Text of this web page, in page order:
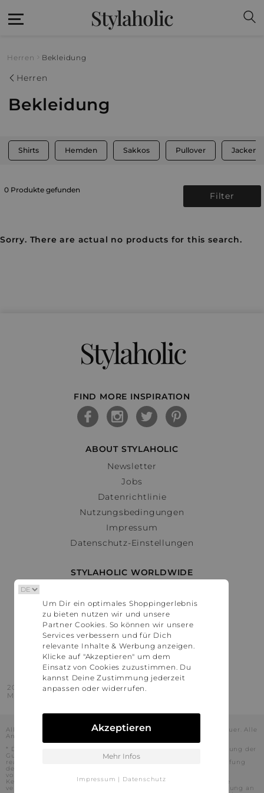
Stylaholic
Herren Bekleidung
Herren
Bekleidung
Shirts Hemden Sakkos Pullover Jacken
0 Produkte gefunden
Filter
Sorry. There are actual no products for this search.
Stylaholic
FIND MORE INSPIRATION
ABOUT STYLAHOLIC
Newsletter
Jobs
Datenrichtlinie
Nutzungsbedingungen
Impressum
Datenschutz-Einstellungen
STYLAHOLIC WORLDWIDE
Österreich
Schweiz
France
United States
2016 - 2026 © Stylaholic.
Made for you with love in munich.
Alle Preise inkl. der jeweils geltenden gesetzlichen Mehrwertsteuer. Alle
Angaben ohne Gewähr.
* Die angezeigten Preise beinhalten Rabatte, die durch die Nutzung der
Gutschein-Codes auf den Seiten unserer Partner voraussichtlich
realisiert werden können. Stylaholic führt keine vollständige Prüfung
der Gutschein-Codes durch und es kann daher in Einzelfällen
vorkommen, dass die Gutscheine abweichend von unserem
Kenntnisstand bei dem jeweiligen Shop nicht oder nur teilweise
verwendet werden können. Darüber hinaus kann deren Verwendung an
Um Dir ein optimales Shoppingerlebnis
zu bieten nutzen wir und unsere
Partner Cookies. So können wir unsere
Services verbessern und für Dich
relevante Inhalte & Werbung anzeigen.
Klicke auf "Akzeptieren" um dem
Einsatz von Cookies zuzustimmen. Du
kannst Deine Zustimmung jederzeit
anpassen oder widerrufen.
Akzeptieren
Mehr Infos
Impressum | Datenschutz